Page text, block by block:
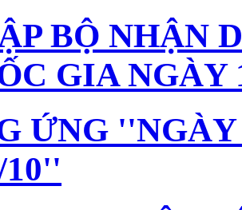
BỘ NHẬN
GIA NGÀY
ỨNG
10''